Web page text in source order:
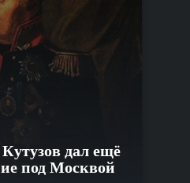
дал ещё
под Москвой